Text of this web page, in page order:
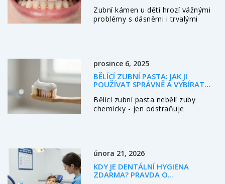
Zubní kámen u dětí hrozí vážnými
problémy s dásněmi i trvalými
prosince 6, 2025
BĚLÍCÍ ZUBNÍ PASTA: JAK JI
POUŽÍVAT SPRÁVNĚ A VYBÍRAT
Bělící zubní pasta nebělí zuby
chemicky - jen odstraňuje
února 21, 2026
KDY JE DENTÁLNÍ HYGIENA
ZDARMA? PRAVDA O